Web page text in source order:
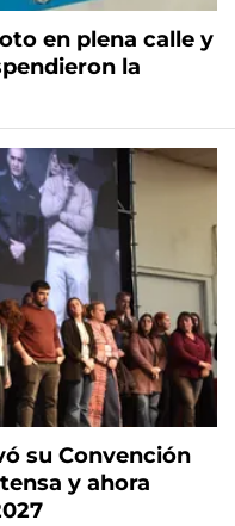
en plena calle y
la
su Convención
y ahora